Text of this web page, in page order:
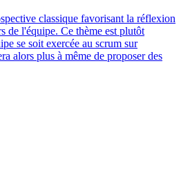
classique favorisant la réflexion
de l'équipe. Ce thème est plutôt
se soit exercée au scrum sur
alors plus à même de proposer des